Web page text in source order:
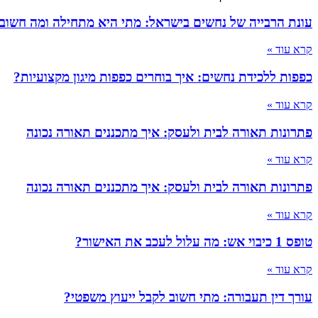
עונת הרבייה של נחשים בישראל: מתי היא מתחילה ומה
קרא עוד »
כפפות ללכידת נחשים: איך בוחרים כפפות מיגון מקצועיות?
קרא עוד »
פתרונות תאורה לבית ולעסק: איך מתכננים תאורה נכונה
קרא עוד »
פתרונות תאורה לבית ולעסק: איך מתכננים תאורה נכונה
קרא עוד »
טופס 1 כיבוי אש: מה עלול לעכב את האישור?
קרא עוד »
עורך דין תעבורה: מתי חשוב לקבל ייעוץ משפטי?